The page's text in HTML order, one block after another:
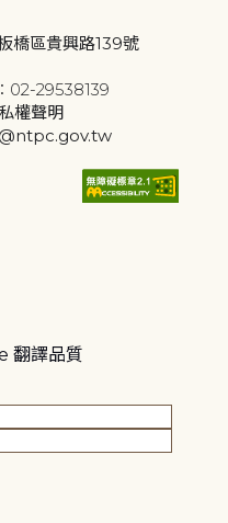
橋區貴興路139號
02-29538139
權聲明
翻譯品質